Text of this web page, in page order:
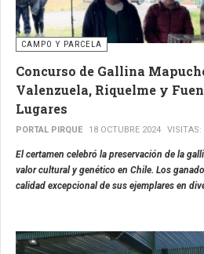
CAMPO Y PARCELA
Concurso de Gallina
Valenzuela, Riquelme y
Lugares
PORTAL PIRQUE 18 OCTUBRE 2024 VISITAS:
El certamen celebró la preservación de la
valor cultural y genético en Chile. Los
calidad excepcional de sus ejemplares en